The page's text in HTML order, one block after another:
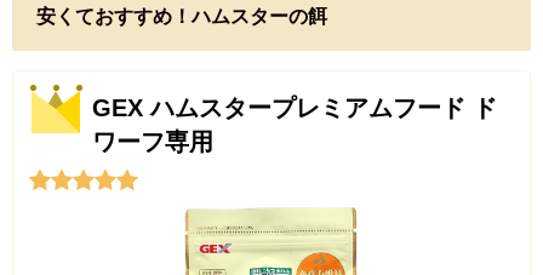
安くておすすめ！ハムスターの餌
GEX ハムスタープレミアムフード ド
ワーフ専用